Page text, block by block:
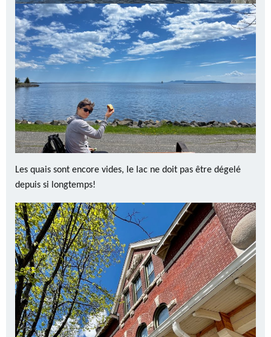
Les quais sont encore vides, le lac ne doit pas être dégelé
depuis si longtemps!